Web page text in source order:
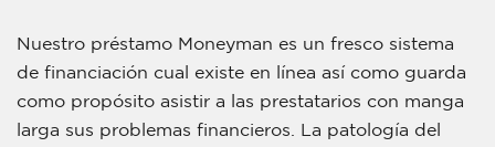
Nuestro préstamo Moneyman es un fresco sistema
de financiación cual existe en línea así­ como guarda
como propósito asistir a las prestatarios con manga
larga sus problemas financieros. La patologí­a del